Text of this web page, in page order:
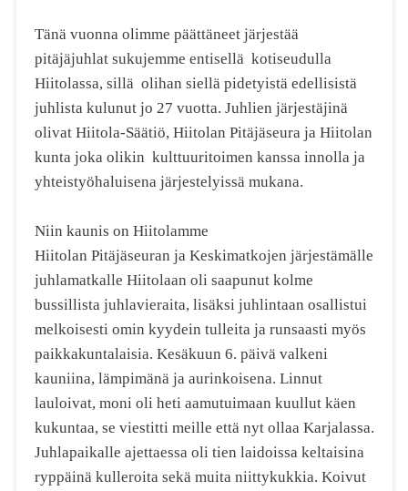
Tänä vuonna olimme päättäneet järjestää
pitäjäjuhlat sukujemme entisellä kotiseudulla
Hiitolassa, sillä olihan siellä pidetyistä edellisistä
juhlista kulunut jo 27 vuotta. Juhlien järjestäjinä
olivat Hiitola-Säätiö, Hiitolan Pitäjäseura ja Hiitolan
kunta joka olikin kulttuuritoimen kanssa innolla ja
yhteistyöhaluisena järjestelyissä mukana.
Niin kaunis on Hiitolamme
Hiitolan Pitäjäseuran ja Keskimatkojen järjestämälle
juhlamatkalle Hiitolaan oli saapunut kolme
bussillista juhlavieraita, lisäksi juhlintaan osallistui
melkoisesti omin kyydein tulleita ja runsaasti myös
paikkakuntalaisia. Kesäkuun 6. päivä valkeni
kauniina, lämpimänä ja aurinkoisena. Linnut
lauloivat, moni oli heti aamutuimaan kuullut käen
kukuntaa, se viestitti meille että nyt ollaa Karjalassa.
Juhlapaikalle ajettaessa oli tien laidoissa keltaisina
ryppäinä kulleroita sekä muita niittykukkia. Koivut